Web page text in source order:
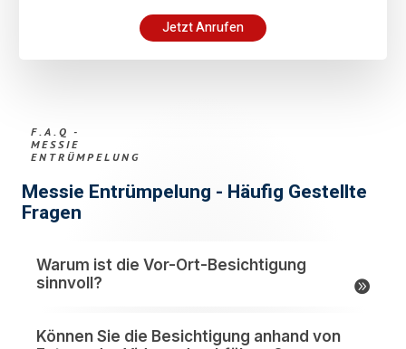
Jetzt Anrufen
F.A.Q -
MESSIE
ENTRÜMPELUNG
Messie Entrümpelung - Häufig Gestellte
Fragen
Warum ist die Vor-Ort-Besichtigung
sinnvoll?
Können Sie die Besichtigung anhand von